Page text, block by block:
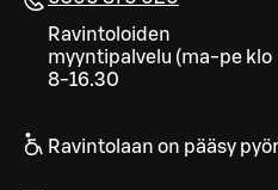
Ravintoloiden
myyntipalvelu (ma-pe klo
8-16.30
Ravintolaan on pääsy